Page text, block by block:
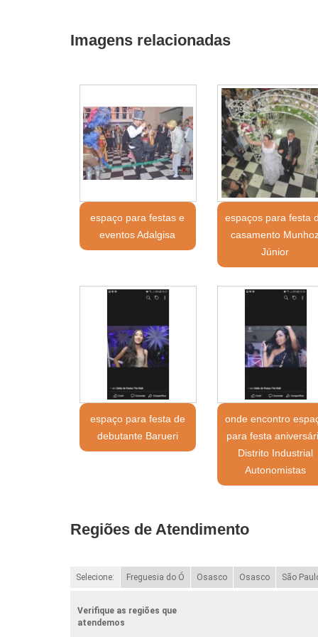
Imagens relacionadas
espaço para festas e
eventos Adalgisa
espaços para festa
casamento
Júnior
espaço para festa de
debutante Barueri
onde encontro
para festa
Distrito Industrial
Autonomistas
Regiões de Atendimento
Selecione: Freguesia do Ó Osasco Osasco São
Verifique as regiões que
atendemos